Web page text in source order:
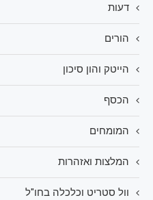
דעות
הורים
הייטק והון סיכון
הכסף
המומחים
המלצות ואזהרות
וול סטריט וכלכלה בחו"ל